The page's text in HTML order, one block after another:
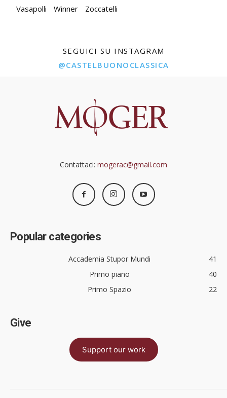
Vasapolli
Winner Zoccatelli
SEGUICI SU INSTAGRAM
@CASTELBUONOCLASSICA
Contattaci: mogerac@gmail.com
Popular categories
Accademia Stupor Mundi
41
Primo piano
40
Primo Spazio
22
Give
Support our work